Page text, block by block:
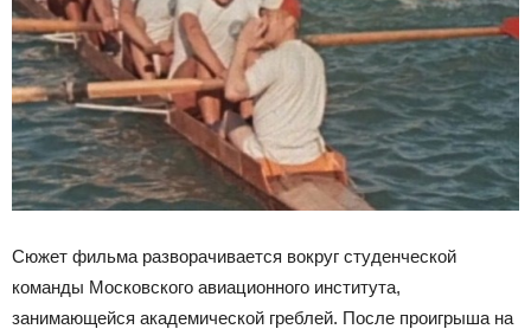
Сюжет фильма разворачивается вокруг студенческой
команды Московского авиационного института,
занимающейся академической греблей. После проигрыша на